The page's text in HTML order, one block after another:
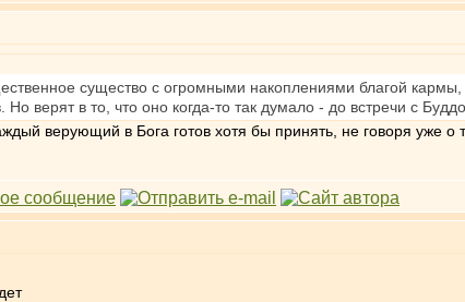
существо с огромными накоплениями благой
верят в то, что оно когда-то так думало - до встречи с
верующий в Бога готов хотя бы принять, не говоря уже о